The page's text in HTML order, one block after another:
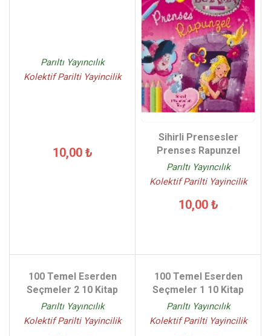
Parıltı Yayıncılık
Kolektif Parilti Yayincilik
10,00 ₺
Sihirli Prensesler
Prenses Rapunzel
Parıltı Yayıncılık
Kolektif Parilti Yayincilik
10,00 ₺
100 Temel Eserden
Seçmeler 2 10 Kitap
Parıltı Yayıncılık
Kolektif Parilti Yayincilik
100 Temel Eserden
Seçmeler 1 10 Kitap
Parıltı Yayıncılık
Kolektif Parilti Yayincilik